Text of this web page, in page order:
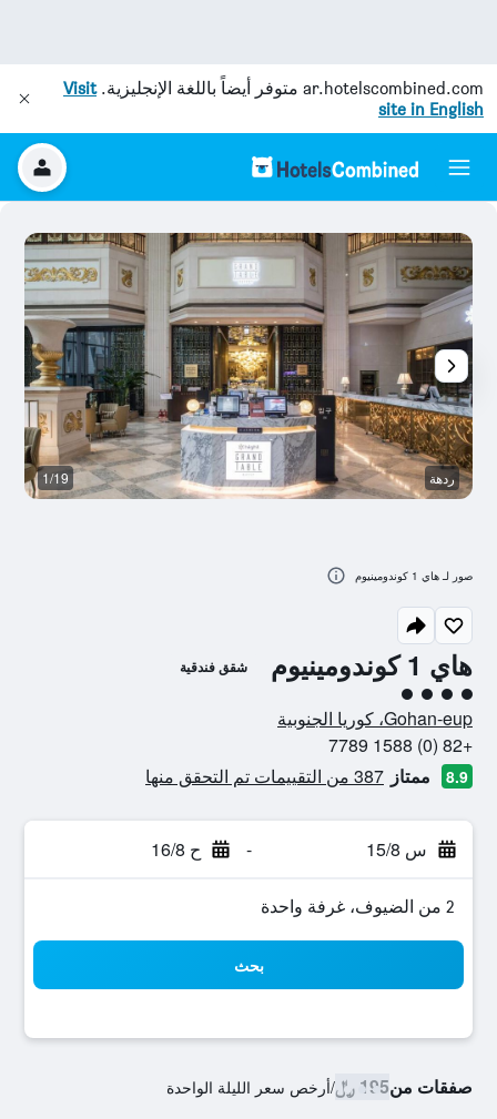
ar.hotelscombined.com متوفر أيضاً باللغة الإنجليزية.Visit
site in English
هاي 1 كوندومينيوم شقق فندقية
تقييم فئة 4
Gohan-eup، كوريا الجنوبية
+82 (0) 1588 7789
8.9 ممتاز 387 من التقييمات تم التحقق منها
س 15/8 - ح 16/8
2 من الضيوف، غرفة واحدة
بحث
صفقات من195 ﷼ /أرخص سعر الليلة الواحدة
ردهة 1/19
صور لـ هاي 1 كوندومينيوم